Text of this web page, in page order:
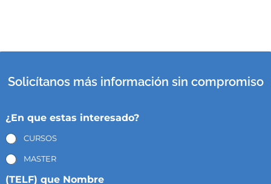
Solicítanos más información sin compromiso
¿En que estas interesado?
CURSOS
MASTER
(TELF) que Nombre